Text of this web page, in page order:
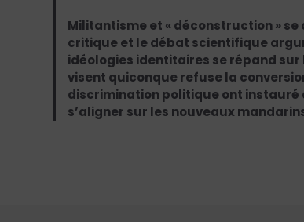
Militantisme et « déconstruction »
critique et le débat scientifique
idéologies identitaires se répand
visent quiconque refuse la
discrimination politique ont instauré
s’aligner sur les nouveaux